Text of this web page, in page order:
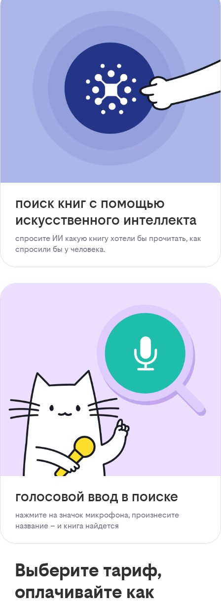
поиск книг с помощью
искусственного интеллекта
спросите ИИ какую книгу хотели бы прочитать, как
спросили бы у человека.
голосовой ввод в поиске
нажмите на значок микрофона, произнесите
название – и книга найдется
Выберите тариф,
оплачивайте как